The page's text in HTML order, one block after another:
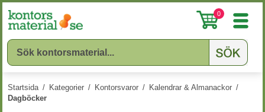
0
Startsida / Kategorier / Kontorsvaror / Kalendrar & Almanackor /
Dagböcker